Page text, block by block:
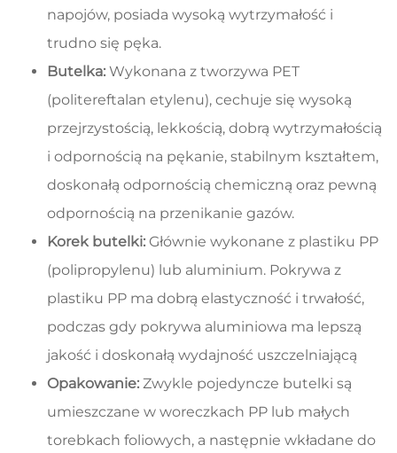
napojów, posiada wysoką wytrzymałość i
trudno się pęka.
Butelka: Wykonana z tworzywa PET
(politereftalan etylenu), cechuje się wysoką
przejrzystością, lekkością, dobrą wytrzymałością
i odpornością na pękanie, stabilnym kształtem,
doskonałą odpornością chemiczną oraz pewną
odpornością na przenikanie gazów.
Korek butelki: Głównie wykonane z plastiku PP
(polipropylenu) lub aluminium. Pokrywa z
plastiku PP ma dobrą elastyczność i trwałość,
podczas gdy pokrywa aluminiowa ma lepszą
jakość i doskonałą wydajność uszczelniającą
Opakowanie: Zwykle pojedyncze butelki są
umieszczane w woreczkach PP lub małych
torebkach foliowych, a następnie wkładane do